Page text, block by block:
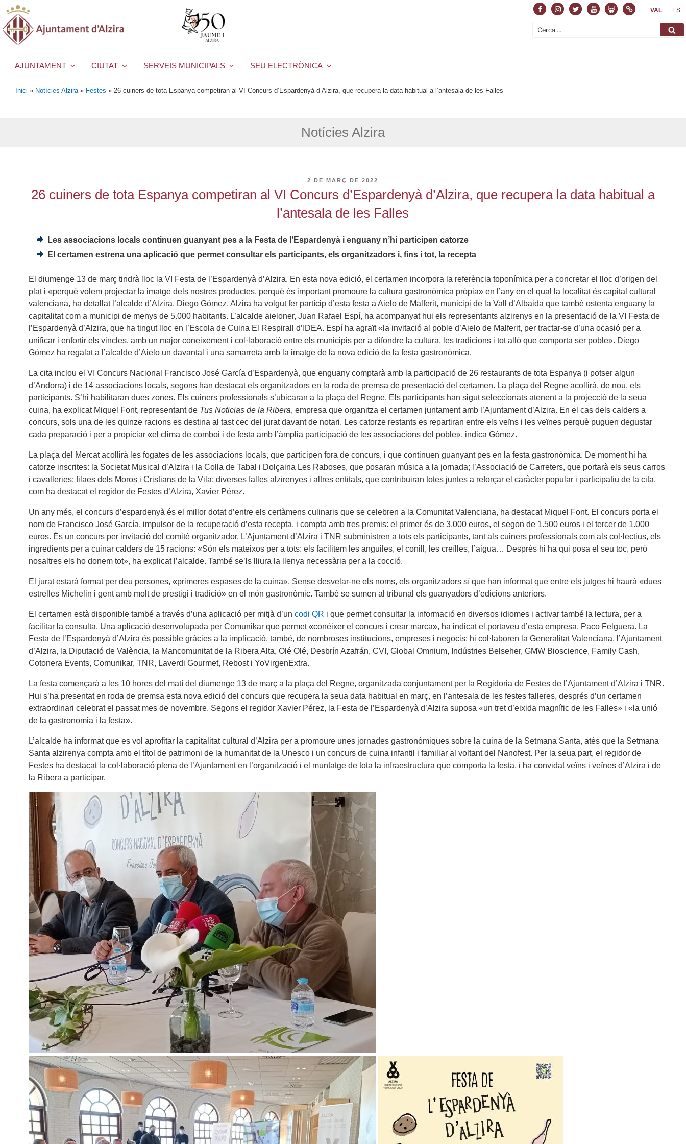
FacebookInstagram
TwitterYoutubeSlideshare
NormasVAL ES
Cerca:
AJUNTAMENT CIUTAT SERVEIS MUNICIPALS SEU ELECTRÒNICA
Inici » Notícies Alzira » Festes » 26 cuiners de tota Espanya competiran al VI Concurs d’Espardenyà d’Alzira, que recupera la data habitual a l’antesala de les Falles
Notícies Alzira
PUBLICAT
2 DE MARÇ DE 2022
26 cuiners de tota Espanya competiran al VI Concurs d’Espardenyà d’Alzira, que recupera la data habitual a
l’antesala de les Falles
Les associacions locals continuen guanyant pes a la Festa de l’Espardenyà i enguany n’hi participen catorze
El certamen estrena una aplicació que permet consultar els participants, els organitzadors i, fins i tot, la recepta
El diumenge 13 de març tindrà lloc la VI Festa de l’Espardenyà d’Alzira. En esta nova edició, el certamen incorpora la referència toponímica per a concretar el lloc d’origen del
plat i «perquè volem projectar la imatge dels nostres productes, perquè és important promoure la cultura gastronòmica pròpia» en l’any en el qual la localitat és capital cultural
valenciana, ha detallat l’alcalde d’Alzira, Diego Gómez. Alzira ha volgut fer partícip d’esta festa a Aielo de Malferit, municipi de la Vall d’Albaida que també ostenta enguany la
capitalitat com a municipi de menys de 5.000 habitants. L’alcalde aieloner, Juan Rafael Espí, ha acompanyat hui els representants alzirenys en la presentació de la VI Festa de
l’Espardenyà d’Alzira, que ha tingut lloc en l’Escola de Cuina El Respirall d’IDEA. Espí ha agraït «la invitació al poble d’Aielo de Malferit, per tractar-se d’una ocasió per a
unificar i enfortir els vincles, amb un major coneixement i col·laboració entre els municipis per a difondre la cultura, les tradicions i tot allò que comporta ser poble». Diego
Gómez ha regalat a l’alcalde d’Aielo un davantal i una samarreta amb la imatge de la nova edició de la festa gastronòmica.
La cita inclou el VI Concurs Nacional Francisco José García d’Espardenyà, que enguany comptarà amb la participació de 26 restaurants de tota Espanya (i potser algun
d’Andorra) i de 14 associacions locals, segons han destacat els organitzadors en la roda de premsa de presentació del certamen. La plaça del Regne acollirà, de nou, els
participants. S’hi habilitaran dues zones. Els cuiners professionals s’ubicaran a la plaça del Regne. Els participants han sigut seleccionats atenent a la projecció de la seua
cuina, ha explicat Miquel Font, representant de Tus Noticias de la Ribera, empresa que organitza el certamen juntament amb l’Ajuntament d’Alzira. En el cas dels calders a
concurs, sols una de les quinze racions es destina al tast cec del jurat davant de notari. Les catorze restants es repartiran entre els veïns i les veïnes perquè puguen degustar
cada preparació i per a propiciar «el clima de comboi i de festa amb l’àmplia participació de les associacions del poble», indica Gómez.
La plaça del Mercat acollirà les fogates de les associacions locals, que participen fora de concurs, i que continuen guanyant pes en la festa gastronòmica. De moment hi ha
catorze inscrites: la Societat Musical d’Alzira i la Colla de Tabal i Dolçaina Les Raboses, que posaran música a la jornada; l’Associació de Carreters, que portarà els seus carros
i cavalleries; filaes dels Moros i Cristians de la Vila; diverses falles alzirenyes i altres entitats, que contribuiran totes juntes a reforçar el caràcter popular i participatiu de la cita,
com ha destacat el regidor de Festes d’Alzira, Xavier Pérez.
Un any més, el concurs d’espardenyà és el millor dotat d’entre els certàmens culinaris que se celebren a la Comunitat Valenciana, ha destacat Miquel Font. El concurs porta el
nom de Francisco José García, impulsor de la recuperació d’esta recepta, i compta amb tres premis: el primer és de 3.000 euros, el segon de 1.500 euros i el tercer de 1.000
euros. És un concurs per invitació del comitè organitzador. L’Ajuntament d’Alzira i TNR subministren a tots els participants, tant als cuiners professionals com als col·lectius, els
ingredients per a cuinar calders de 15 racions: «Són els mateixos per a tots: els facilitem les anguiles, el conill, les creïlles, l’aigua… Després hi ha qui posa el seu toc, però
nosaltres els ho donem tot», ha explicat l’alcalde. També se’ls lliura la llenya necessària per a la cocció.
El jurat estarà format per deu persones, «primeres espases de la cuina». Sense desvelar-ne els noms, els organitzadors sí que han informat que entre els jutges hi haurà «dues
estrelles Michelin i gent amb molt de prestigi i tradició» en el món gastronòmic. També se sumen al tribunal els guanyadors d’edicions anteriors.
El certamen està disponible també a través d’una aplicació per mitjà d’un codi QR i que permet consultar la informació en diversos idiomes i activar també la lectura, per a
facilitar la consulta. Una aplicació desenvolupada per Comunikar que permet «conéixer el concurs i crear marca», ha indicat el portaveu d’esta empresa, Paco Felguera. La
Festa de l’Espardenyà d’Alzira és possible gràcies a la implicació, també, de nombroses institucions, empreses i negocis: hi col·laboren la Generalitat Valenciana, l’Ajuntament
d’Alzira, la Diputació de València, la Mancomunitat de la Ribera Alta, Olé Olé, Desbrín Azafrán, CVI, Global Omnium, Indústries Belseher, GMW Bioscience, Family Cash,
Cotonera Events, Comunikar, TNR, Laverdi Gourmet, Rebost i YoVirgenExtra.
La festa començarà a les 10 hores del matí del diumenge 13 de març a la plaça del Regne, organitzada conjuntament per la Regidoria de Festes de l’Ajuntament d’Alzira i TNR.
Hui s’ha presentat en roda de premsa esta nova edició del concurs que recupera la seua data habitual en març, en l’antesala de les festes falleres, després d’un certamen
extraordinari celebrat el passat mes de novembre. Segons el regidor Xavier Pérez, la Festa de l’Espardenyà d’Alzira suposa «un tret d’eixida magnífic de les Falles» i «la unió
de la gastronomia i la festa».
L’alcalde ha informat que es vol aprofitar la capitalitat cultural d’Alzira per a promoure unes jornades gastronòmiques sobre la cuina de la Setmana Santa, atés que la Setmana
Santa alzirenya compta amb el títol de patrimoni de la humanitat de la Unesco i un concurs de cuina infantil i familiar al voltant del Nanofest. Per la seua part, el regidor de
Festes ha destacat la col·laboració plena de l’Ajuntament en l’organització i el muntatge de tota la infraestructura que comporta la festa, i ha convidat veïns i veïnes d’Alzira i de
la Ribera a participar.